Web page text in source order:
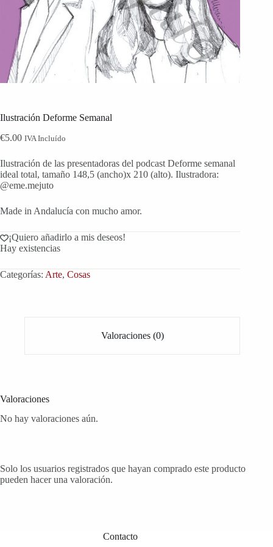
Ilustración Deforme Semanal
€5.00 IVA Incluído
Ilustración de las presentadoras del podcast Deforme semanal
ideal total, tamaño 148,5 (ancho)x 210 (alto). Ilustradora:
@eme.mejuto
Made in Andalucía con mucho amor.
¡Quiero añadirlo a mis deseos!
Hay existencias
Categorías: Arte, Cosas
Valoraciones (0)
Valoraciones
No hay valoraciones aún.
Solo los usuarios registrados que hayan comprado este producto
pueden hacer una valoración.
Contacto